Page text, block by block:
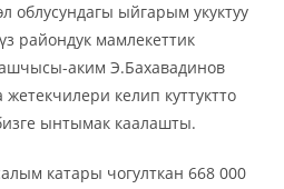
облусундагы ыйгарым укуктуу
райондук мамлекеттик
аким Э.Бахавадинов
келип куттуктто
ынтымак каалашты.
катары чогулткан 668 000